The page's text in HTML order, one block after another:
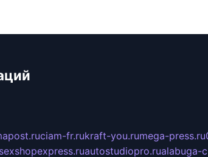
ciam-fr.rukraft-you.rumega-press.ru
sexshopexpress.ruautostudiopro.rualabuga-